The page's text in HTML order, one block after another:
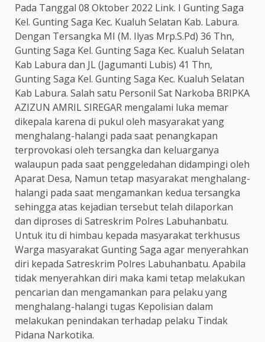
Pada Tanggal 08 Oktober 2022 Link. I Gunting Saga
Kel. Gunting Saga Kec. Kualuh Selatan Kab. Labura.
Dengan Tersangka MI (M. Ilyas Mrp.S.Pd) 36 Thn,
Gunting Saga Kel. Gunting Saga Kec. Kualuh Selatan
Kab Labura dan JL (Jagumanti Lubis) 41 Thn,
Gunting Saga Kel. Gunting Saga Kec. Kualuh Selatan
Kab Labura. Salah satu Personil Sat Narkoba BRIPKA
AZIZUN AMRIL SIREGAR mengalami luka memar
dikepala karena di pukul oleh masyarakat yang
menghalang-halangi pada saat penangkapan
terprovokasi oleh tersangka dan keluarganya
walaupun pada saat penggeledahan didampingi oleh
Aparat Desa, Namun tetap masyarakat menghalang-
halangi pada saat mengamankan kedua tersangka
sehingga atas kejadian tersebut telah dilaporkan
dan diproses di Satreskrim Polres Labuhanbatu.
Untuk itu di himbau kepada masyarakat terkhusus
Warga masyarakat Gunting Saga agar menyerahkan
diri kepada Satreskrim Polres Labuhanbatu. Apabila
tidak menyerahkan diri maka kami tetap melakukan
pencarian dan mengamankan para pelaku yang
menghalang-halangi tugas Kepolisian dalam
melakukan penindakan terhadap pelaku Tindak
Pidana Narkotika.